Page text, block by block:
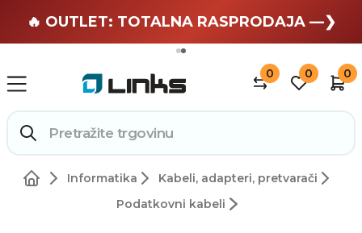
🏄 Zaslužuješ odmor —❯
🔥 OUTLET: TOTALNA RASPRODAJA —❯
0 0 0
Informatika
Kabeli, adapteri, pretvarači
Podatkovni kabeli